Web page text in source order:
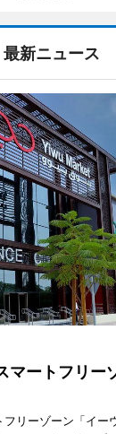
最新ニュース
マートフリー
フリーゾーン「イー